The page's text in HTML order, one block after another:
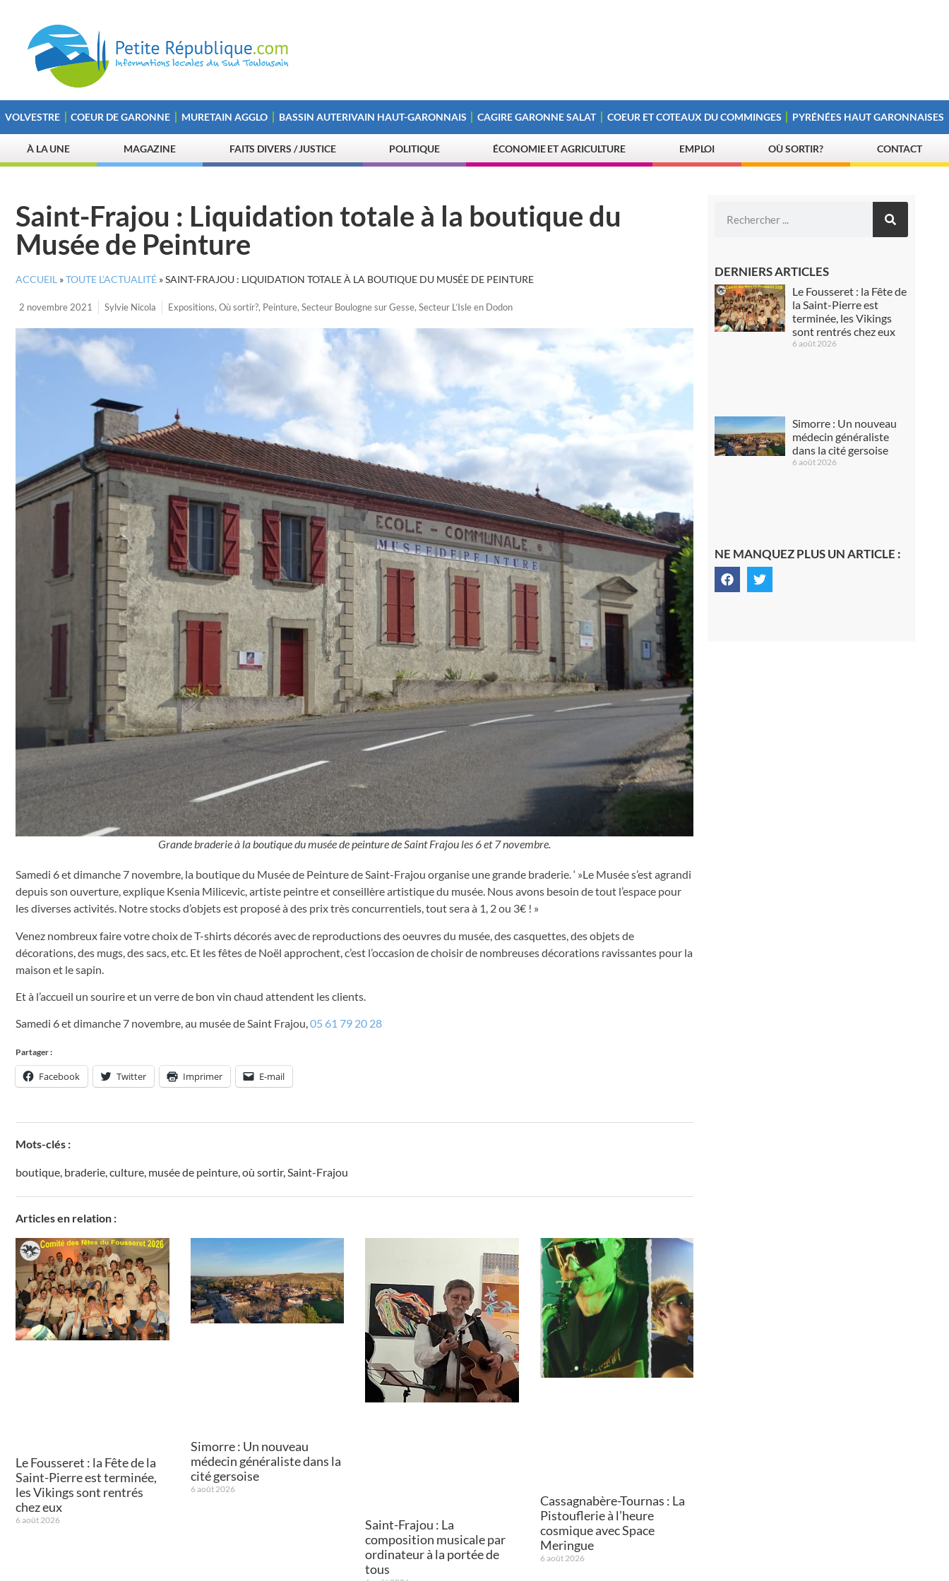
VOLVESTRE COEUR DE GARONNE MURETAIN AGGLO BASSIN AUTERIVAIN HAUT-GARONNAIS CAGIRE GARONNE SALAT COEUR ET COTEAUX DU COMMINGES PYRÉNÉES HAUT GARONNAISES
À LA UNE MAGAZINE FAITS DIVERS / JUSTICE POLITIQUE ÉCONOMIE ET AGRICULTURE EMPLOI OÙ SORTIR? CONTACT
Saint-Frajou : Liquidation totale à la boutique du
Musée de Peinture
ACCUEIL »TOUTE L’ACTUALITÉ »SAINT-FRAJOU : LIQUIDATION TOTALE À LA BOUTIQUE DU MUSÉE DE PEINTURE
2 novembre 2021 Sylvie Nicola Expositions, Où sortir?, Peinture, Secteur Boulogne sur Gesse, Secteur L’Isle en Dodon
Grande braderie à la boutique du musée de peinture de Saint Frajou les 6 et 7 novembre.
Samedi 6 et dimanche 7 novembre, la boutique du Musée de Peinture de Saint-Frajou organise une grande braderie. ‘ »Le Musée s’est agrandi
depuis son ouverture, explique Ksenia Milicevic, artiste peintre et conseillère artistique du musée. Nous avons besoin de tout l’espace pour
les diverses activités. Notre stocks d’objets est proposé à des prix très concurrentiels, tout sera à 1, 2 ou 3€ ! »
Venez nombreux faire votre choix de T-shirts décorés avec de reproductions des oeuvres du musée, des casquettes, des objets de
décorations, des mugs, des sacs, etc. Et les fêtes de Noël approchent, c’est l’occasion de choisir de nombreuses décorations ravissantes pour la
maison et le sapin.
Et à l’accueil un sourire et un verre de bon vin chaud attendent les clients.
Samedi 6 et dimanche 7 novembre, au musée de Saint Frajou,05 61 79 20 28
Partager :
Facebook Twitter Imprimer E-mail
Mots-clés :
boutique braderie culture musée de peinture où sortir, Saint-Frajou
Articles en relation :
Le Fousseret : la Fête de la
Saint-Pierre est terminée,
les Vikings sont rentrés
chez eux
6 août 2026
Simorre : Un nouveau
médecin généraliste dans la
cité gersoise
6 août 2026
Saint-Frajou : La
composition musicale par
ordinateur à la portée de
tous
Cassagnabère-Tournas : La
Pistouflerie à l’heure
cosmique avec Space
Meringue
6 août 2026
DERNIERS ARTICLES
Le Fousseret : la Fête de
la Saint-Pierre est
terminée, les Vikings
sont rentrés chez eux
6 août 2026
Simorre : Un nouveau
médecin généraliste
dans la cité gersoise
6 août 2026
NE MANQUEZ PLUS UN ARTICLE :